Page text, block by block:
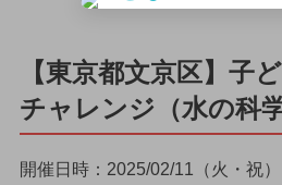
【東京都文京区】子
チャレンジ（水の科
開催日時：2025/02/11（火・祝